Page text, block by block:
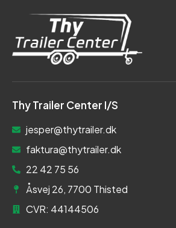
Thy Trailer Center I/S
jesper@thytrailer.dk
faktura@thytrailer.dk
22 42 75 56
Åsvej 26, 7700 Thisted
CVR: 44144506